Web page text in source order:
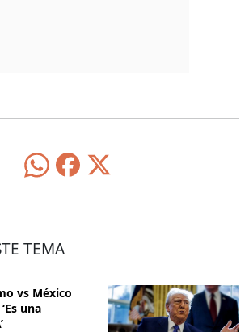
TEMA
vs México
una